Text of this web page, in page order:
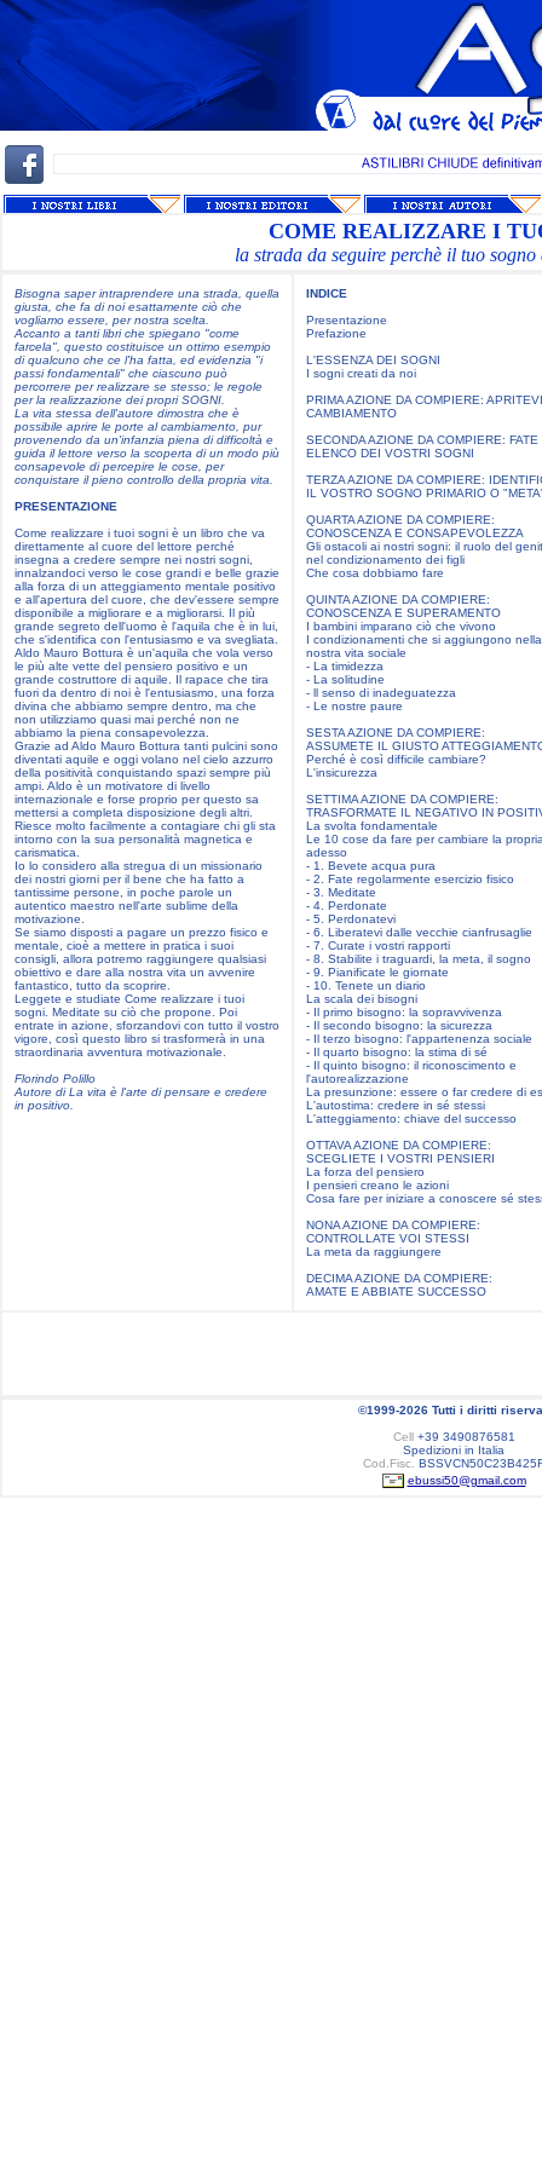
COME REALIZZARE I
la strada da seguire perchè il tuo
Bisogna saper intraprendere una strada, quella
giusta, che fa di noi esattamente ciò che
vogliamo essere, per nostra scelta.
Accanto a tanti libri che spiegano "come
farcela", questo costituisce un ottimo esempio
di qualcuno che ce l'ha fatta, ed evidenzia "i
passi fondamentali" che ciascuno può
percorrere per realizzare se stesso; le regole
per la realizzazione dei propri SOGNI.
La vita stessa dell'autore dimostra che è
possibile aprire le porte al cambiamento, pur
provenendo da un'infanzia piena di difficoltà e
guida il lettore verso la scoperta di un modo più
consapevole di percepire le cose, per
conquistare il pieno controllo della propria vita.
PRESENTAZIONE
Come realizzare i tuoi sogni è un libro che va
direttamente al cuore del lettore perché
insegna a credere sempre nei nostri sogni,
innalzandoci verso le cose grandi e belle grazie
alla forza di un atteggiamento mentale positivo
e all'apertura del cuore, che dev'essere sempre
disponibile a migliorare e a migliorarsi. Il più
grande segreto dell'uomo è l'aquila che è in lui,
che s'identifica con l'entusiasmo e va svegliata.
Aldo Mauro Bottura è un'aquila che vola verso
le più alte vette del pensiero positivo e un
grande costruttore di aquile. Il rapace che tira
fuori da dentro di noi è l'entusiasmo, una forza
divina che abbiamo sempre dentro, ma che
non utilizziamo quasi mai perché non ne
abbiamo la piena consapevolezza.
Grazie ad Aldo Mauro Bottura tanti pulcini sono
diventati aquile e oggi volano nel cielo azzurro
della positività conquistando spazi sempre più
ampi. Aldo è un motivatore di livello
internazionale e forse proprio per questo sa
mettersi a completa disposizione degli altri.
Riesce molto facilmente a contagiare chi gli sta
intorno con la sua personalità magnetica e
carismatica.
Io lo considero alla stregua di un missionario
dei nostri giorni per il bene che ha fatto a
tantissime persone, in poche parole un
autentico maestro nell'arte sublime della
motivazione.
Se siamo disposti a pagare un prezzo fisico e
mentale, cioè a mettere in pratica i suoi
consigli, allora potremo raggiungere qualsiasi
obiettivo e dare alla nostra vita un avvenire
fantastico, tutto da scoprire.
Leggete e studiate Come realizzare i tuoi
sogni. Meditate su ciò che propone. Poi
entrate in azione, sforzandovi con tutto il vostro
vigore, così questo libro si trasformerà in una
straordinaria avventura motivazionale.
Florindo Polillo
Autore di La vita è l'arte di pensare e credere
in positivo.
INDICE
Presentazione
Prefazione
L'ESSENZA DEI SOGNI
I sogni creati da noi
PRIMA AZIONE DA COMPIERE:
CAMBIAMENTO
SECONDA AZIONE DA COMPIERE: FATE
ELENCO DEI VOSTRI SOGNI
TERZA AZIONE DA COMPIERE:
IL VOSTRO SOGNO PRIMARIO O
QUARTA AZIONE DA COMPIERE:
CONOSCENZA E CONSAPEVOLEZZA
Gli ostacoli ai nostri sogni: il ruolo del
nel condizionamento dei figli
Che cosa dobbiamo fare
QUINTA AZIONE DA COMPIERE:
CONOSCENZA E SUPERAMENTO
I bambini imparano ciò che vivono
I condizionamenti che si aggiungono nella
nostra vita sociale
- La timidezza
- La solitudine
- ll senso di inadeguatezza
- Le nostre paure
SESTA AZIONE DA COMPIERE:
ASSUMETE IL GIUSTO
Perché è così difficile cambiare?
L'insicurezza
SETTIMA AZIONE DA COMPIERE:
TRASFORMATE IL NEGATIVO IN
La svolta fondamentale
Le 10 cose da fare per cambiare la
adesso
- 1. Bevete acqua pura
- 2. Fate regolarmente esercizio fisico
- 3. Meditate
- 4. Perdonate
- 5. Perdonatevi
- 6. Liberatevi dalle vecchie cianfrusaglie
- 7. Curate i vostri rapporti
- 8. Stabilite i traguardi, la meta, il sogno
- 9. Pianificate le giornate
- 10. Tenete un diario
La scala dei bisogni
- Il primo bisogno: la sopravvivenza
- Il secondo bisogno: la sicurezza
- Il terzo bisogno: l'appartenenza sociale
- Il quarto bisogno: la stima di sé
- Il quinto bisogno: il riconoscimento e
l'autorealizzazione
La presunzione: essere o far credere di
L'autostima: credere in sé stessi
L'atteggiamento: chiave del successo
OTTAVA AZIONE DA COMPIERE:
SCEGLIETE I VOSTRI PENSIERI
La forza del pensiero
I pensieri creano le azioni
Cosa fare per iniziare a conoscere sé
NONA AZIONE DA COMPIERE:
CONTROLLATE VOI STESSI
La meta da raggiungere
DECIMA AZIONE DA COMPIERE:
AMATE E ABBIATE SUCCESSO
©1999-2026 Tutti i diritti
Cell+39 3490876581
Spedizioni in Italia
Cod.Fisc.
ebussi50@gmail.com